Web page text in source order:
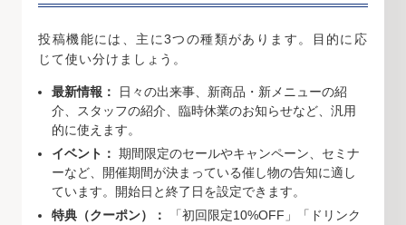
投稿機能には、主に3つの種類があります。目的に応
じて使い分けましょう。
最新情報：
日々の出来事、新商品・新メニューの紹
介、スタッフの紹介、臨時休業のお知らせなど、汎用
的に使えます。
イベント： 期間限定のセールやキャンペーン、セミナ
ーなど、開催期間が決まっている催し物の告知に適し
ています。開始日と終了日を設定できます。
特典（クーポン）：
「初回限定10%OFF」「ドリンク